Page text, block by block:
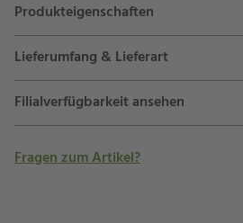
Produkteigenschaften
Lieferumfang & Lieferart
Filialverfügbarkeit ansehen
Fragen zum Artikel?